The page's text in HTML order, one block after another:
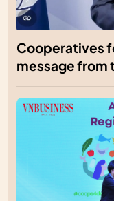
Cooperatives
message from